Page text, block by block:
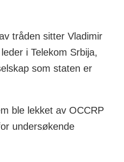
tråden sitter Vladimir
i Telekom Srbija,
som staten er
ble lekket av OCCRP
undersøkende